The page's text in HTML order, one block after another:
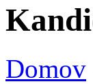
Domov